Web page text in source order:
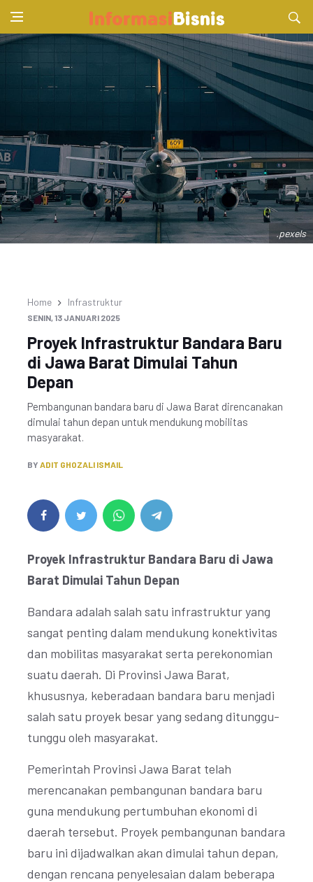
.pexels
Home Infrastruktur
SENIN, 13 JANUARI 2025
Proyek Infrastruktur Bandara Baru
di Jawa Barat Dimulai Tahun
Depan
Pembangunan bandara baru di Jawa Barat direncanakan
dimulai tahun depan untuk mendukung mobilitas
masyarakat.
BY ADIT GHOZALI ISMAIL
Proyek Infrastruktur Bandara Baru di Jawa
Barat Dimulai Tahun Depan
Bandara adalah salah satu infrastruktur yang
sangat penting dalam mendukung konektivitas
dan mobilitas masyarakat serta perekonomian
suatu daerah. Di Provinsi Jawa Barat,
khususnya, keberadaan bandara baru menjadi
salah satu proyek besar yang sedang ditunggu-
tunggu oleh masyarakat.
Pemerintah Provinsi Jawa Barat telah
merencanakan pembangunan bandara baru
guna mendukung pertumbuhan ekonomi di
daerah tersebut. Proyek pembangunan bandara
baru ini dijadwalkan akan dimulai tahun depan,
dengan rencana penyelesaian dalam beberapa